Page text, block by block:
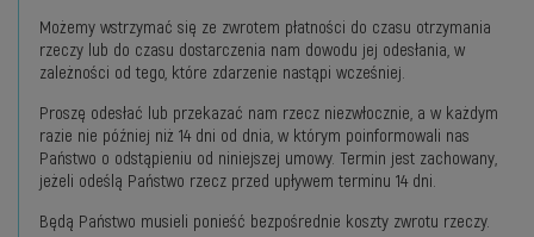
Możemy wstrzymać się ze zwrotem płatności do czasu otrzymania
rzeczy lub do czasu dostarczenia nam dowodu jej odesłania, w
zależności od tego, które zdarzenie nastąpi wcześniej.
Proszę odesłać lub przekazać nam rzecz niezwłocznie, a w każdym
razie nie później niż 14 dni od dnia, w którym poinformowali nas
Państwo o odstąpieniu od niniejszej umowy. Termin jest zachowany,
jeżeli odeślą Państwo rzecz przed upływem terminu 14 dni.
Będą Państwo musieli ponieść bezpośrednie koszty zwrotu rzeczy.